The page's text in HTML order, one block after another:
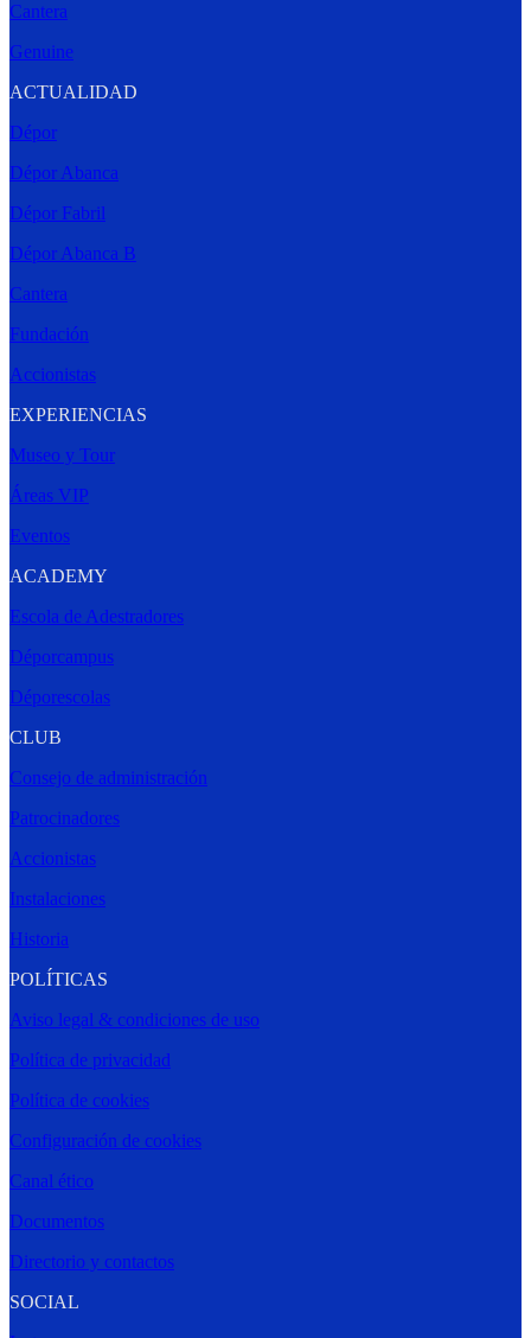
Cantera
Genuine
ACTUALIDAD
Dépor
Dépor Abanca
Dépor Fabril
Dépor Abanca B
Cantera
Fundación
Accionistas
EXPERIENCIAS
Museo y Tour
Áreas VIP
Eventos
ACADEMY
Escola de Adestradores
Déporcampus
Déporescolas
CLUB
Consejo de administración
Patrocinadores
Accionistas
Instalaciones
Historia
POLÍTICAS
Aviso legal & condiciones de uso
Política de privacidad
Política de cookies
Configuración de cookies
Canal ético
Documentos
Directorio y contactos
SOCIAL